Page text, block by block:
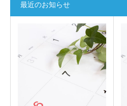
最近のお知らせ